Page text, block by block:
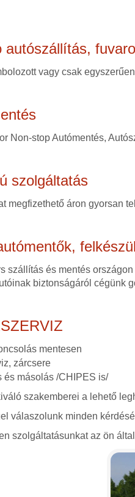
autószállítás,
vagy csak
Non-stop Autómentés,
szolgáltatás
megfizethető áron gyorsan
szállítás és mentés
biztonságáról cégünk
mentesen
zárcsere
és másolás /CHIPES is/
szakemberei a lehető
válaszolunk minden
szolgáltatásunkat az ön